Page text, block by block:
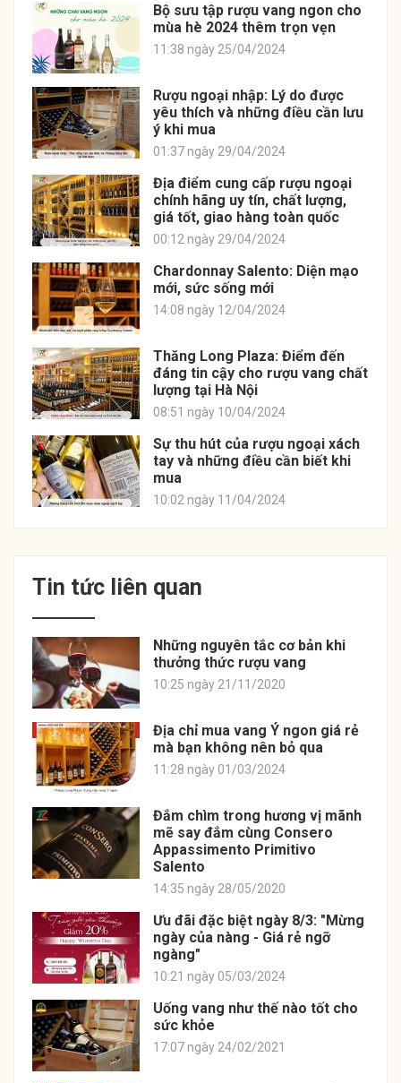
Bộ sưu tập rượu vang ngon cho
mùa hè 2024 thêm trọn vẹn
11:38 ngày 25/04/2024
Rượu ngoại nhập: Lý do được
yêu thích và những điều cần lưu
ý khi mua
01:37 ngày 29/04/2024
Địa điểm cung cấp rượu ngoại
chính hãng uy tín, chất lượng,
giá tốt, giao hàng toàn quốc
00:12 ngày 29/04/2024
Chardonnay Salento: Diện mạo
mới, sức sống mới
14:08 ngày 12/04/2024
Thăng Long Plaza: Điểm đến
đáng tin cậy cho rượu vang chất
lượng tại Hà Nội
08:51 ngày 10/04/2024
Sự thu hút của rượu ngoại xách
tay và những điều cần biết khi
mua
10:02 ngày 11/04/2024
Tin tức liên quan
Những nguyên tắc cơ bản khi
thưởng thức rượu vang
10:25 ngày 21/11/2020
Địa chỉ mua vang Ý ngon giá rẻ
mà bạn không nên bỏ qua
11:28 ngày 01/03/2024
Đắm chìm trong hương vị mãnh
mẽ say đắm cùng Consero
Appassimento Primitivo
Salento
14:35 ngày 28/05/2020
Ưu đãi đặc biệt ngày 8/3: "Mừng
ngày của nàng - Giá rẻ ngỡ
ngàng"
10:21 ngày 05/03/2024
Uống vang như thế nào tốt cho
sức khỏe
17:07 ngày 24/02/2021